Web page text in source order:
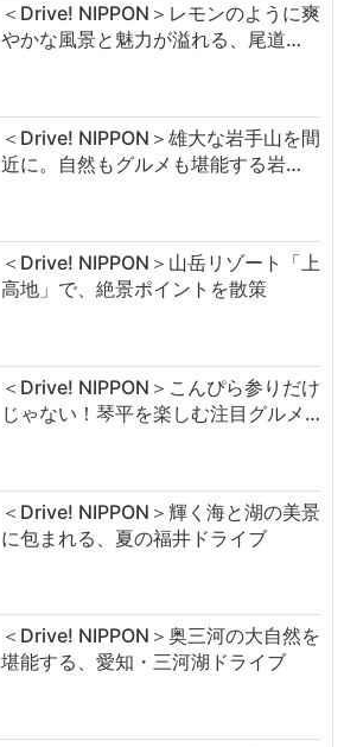
＜Drive! NIPPON＞レモンのように爽
やかな風景と魅力が溢れる、尾道…
＜Drive! NIPPON＞雄大な岩手山を間
近に。自然もグルメも堪能する岩…
＜Drive! NIPPON＞山岳リゾート「上
高地」で、絶景ポイントを散策
＜Drive! NIPPON＞こんぴら参りだけ
じゃない！琴平を楽しむ注目グルメ…
＜Drive! NIPPON＞輝く海と湖の美景
に包まれる、夏の福井ドライブ
＜Drive! NIPPON＞奥三河の大自然を
堪能する、愛知・三河湖ドライブ